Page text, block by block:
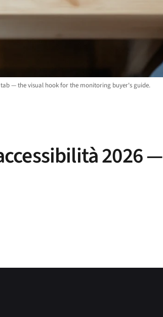
— the visual hook for the monitoring buyer's guide.
2026 —